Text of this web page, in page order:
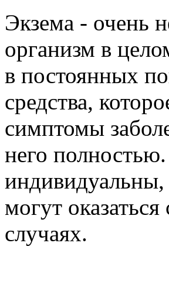
Экзема - очень
организм в
в постоянных
средства,
симптомы
него
могут
случаях.